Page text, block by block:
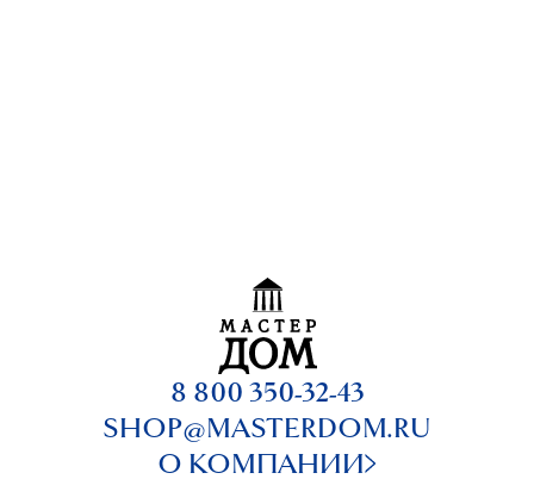
8 800 350-32-43
SHOP@MASTERDOM.RU
О КОМПАНИИ